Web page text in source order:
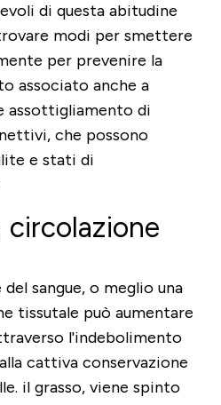
di questa abitudine
modi per smettere
per prevenire la
associato anche a
assottigliamento di
che possono
e stati di
circolazione
sangue, o meglio una
tissutale può aumentare
l'indebolimento
cattiva conservazione
il grasso, viene spinto